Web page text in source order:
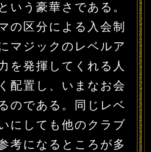
いう豪華さである。
の区分による入会制
マジックのレベルア
を発揮してくれる人
配置し、いまなお会
のである。同じレベ
にしても他のクラブ
考になるところが多